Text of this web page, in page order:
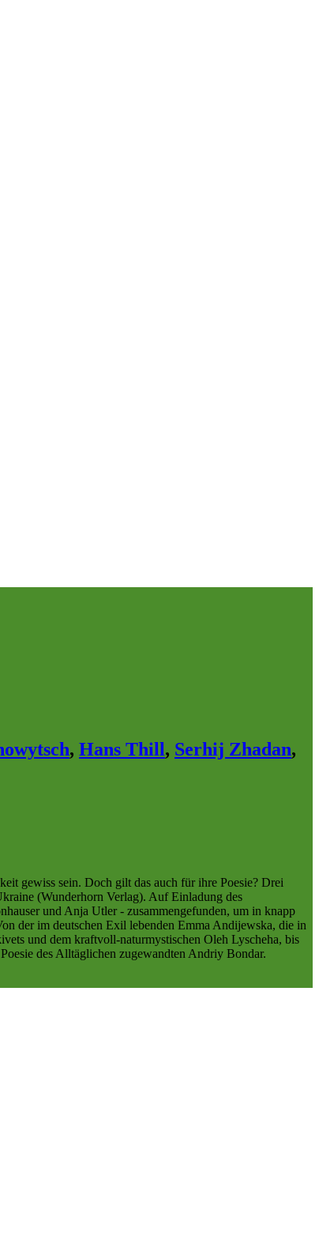
, Hans Thill, Serhij Zhadan,
gewiss sein. Doch gilt das auch für ihre Poesie? Drei
(Wunderhorn Verlag). Auf Einladung des
und Anja Utler - zusammengefunden, um in knapp
der im deutschen Exil lebenden Emma Andijewska, die in
und dem kraftvoll-naturmystischen Oleh Lyscheha, bis
des Alltäglichen zugewandten Andriy Bondar.